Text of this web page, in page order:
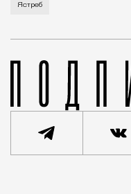
Ястреб